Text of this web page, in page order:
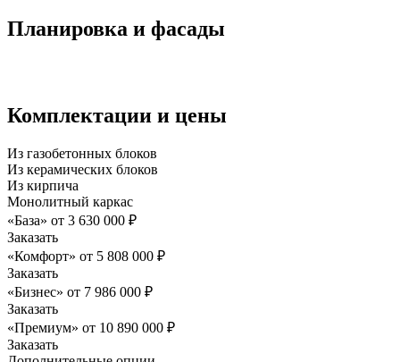
Планировка и фасады
Комплектации и цены
Из газобетонных блоков
Из керамических блоков
Из кирпича
Монолитный каркас
«База» от 3 630 000 ₽
Заказать
«Комфорт» от 5 808 000 ₽
Заказать
«Бизнес» от 7 986 000 ₽
Заказать
«Премиум» от 10 890 000 ₽
Заказать